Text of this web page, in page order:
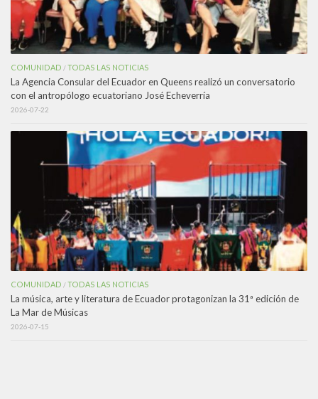
COMUNIDAD /TODAS LAS NOTICIAS
La Agencia Consular del Ecuador en Queens realizó un conversatorio
con el antropólogo ecuatoriano José Echeverría
2026-07-22
COMUNIDAD /TODAS LAS NOTICIAS
La música, arte y literatura de Ecuador protagonizan la 31ª edición de
La Mar de Músicas
2026-07-15